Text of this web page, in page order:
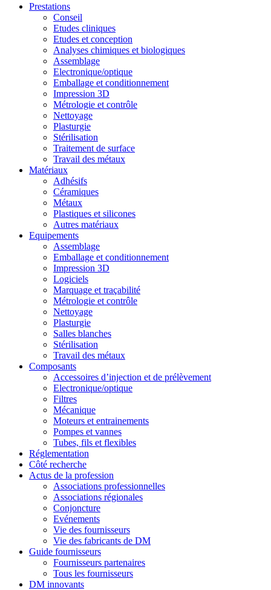
Prestations
Conseil
Etudes cliniques
Etudes et conception
Analyses chimiques et biologiques
Assemblage
Electronique/optique
Emballage et conditionnement
Impression 3D
Métrologie et contrôle
Nettoyage
Plasturgie
Stérilisation
Traitement de surface
Travail des métaux
Matériaux
Adhésifs
Céramiques
Métaux
Plastiques et silicones
Autres matériaux
Equipements
Assemblage
Emballage et conditionnement
Impression 3D
Logiciels
Marquage et traçabilité
Métrologie et contrôle
Nettoyage
Plasturgie
Salles blanches
Stérilisation
Travail des métaux
Composants
Accessoires d’injection et de prélèvement
Electronique/optique
Filtres
Mécanique
Moteurs et entrainements
Pompes et vannes
Tubes, fils et flexibles
Réglementation
Côté recherche
Actus de la profession
Associations professionnelles
Associations régionales
Conjoncture
Evénements
Vie des fournisseurs
Vie des fabricants de DM
Guide fournisseurs
Fournisseurs partenaires
Tous les fournisseurs
DM innovants